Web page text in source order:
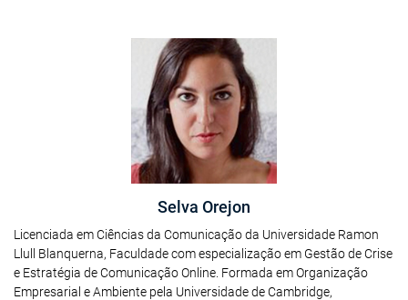
Selva Orejon
Licenciada em Ciências da Comunicação da Universidade Ramon
Llull Blanquerna, Faculdade com especialização em Gestão de Crise
e Estratégia de Comunicação Online. Formada em Organização
Empresarial e Ambiente pela Universidade de Cambridge,